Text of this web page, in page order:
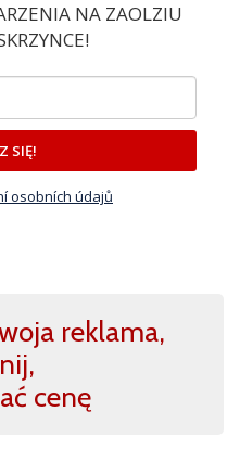
NA ZAOLZIU
SIĘ!
osobních údajů
reklama,
cenę